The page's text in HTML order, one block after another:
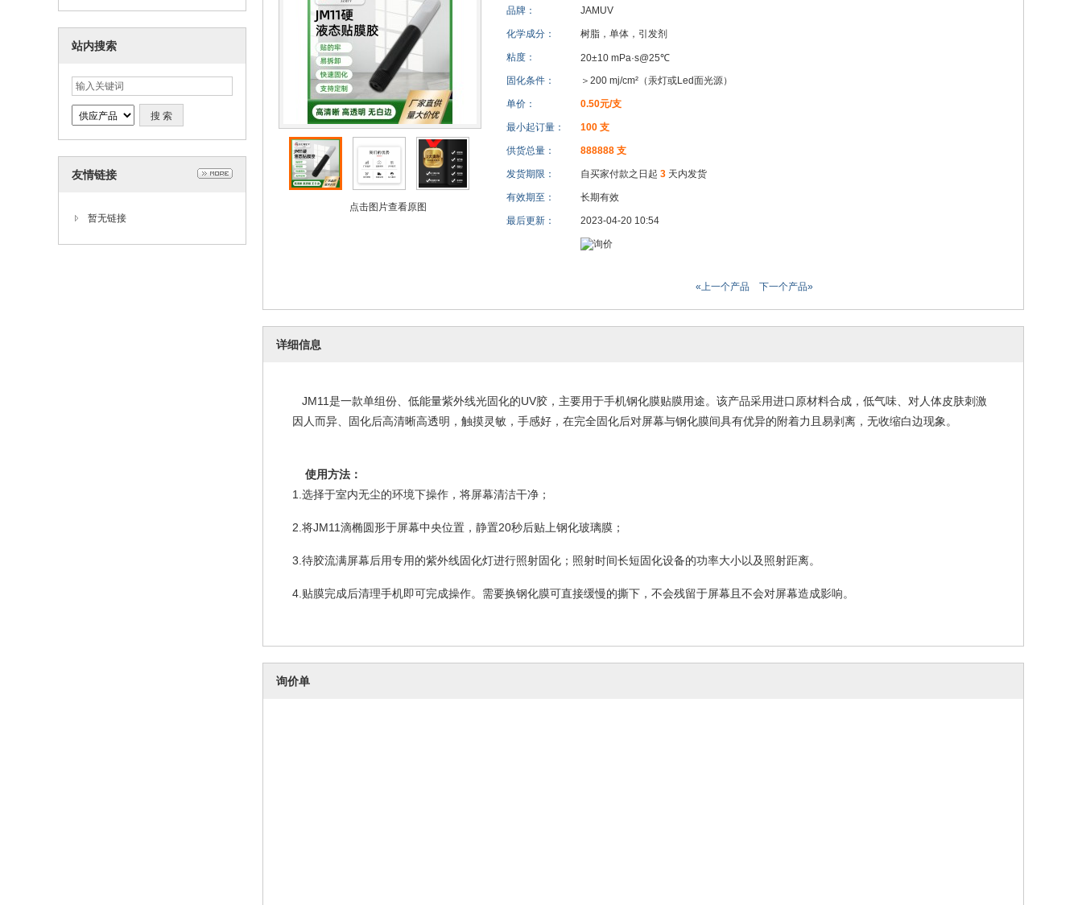
站内搜索
友情链接
暂无链接
点击图片查看原图
品牌： JAMUV
化学成分： 树脂，单体，引发剂
粘度：
20±10 mPa·s@25℃
固化条件：
＞200 mj/cm²（汞灯或Led面光源）
单价： 0.50元/支
最小起订量： 100 支
供货总量： 888888 支
发货期限： 自买家付款之日起 3 天内发货
有效期至： 长期有效
最后更新： 2023-04-20 10:54
«上一个产品 下一个产品»
详细信息
JM11是一款单组份、低能量紫外线光固化的UV胶，主要用于手机钢化膜贴膜用途。该产品采用进口原材料合成，低气味、对人体皮肤刺激
因人而异、固化后高清晰高透明，触摸灵敏，手感好，在完全固化后对屏幕与钢化膜间具有优异的附着力且易剥离，无收缩白边现象。
使用方法：
1.选择于室内无尘的环境下操作，将屏幕清洁干净；
2.将JM11滴椭圆形于屏幕中央位置，静置20秒后贴上钢化玻璃膜；
3.待胶流满屏幕后用专用的紫外线固化灯进行照射固化；照射时间长短固化设备的功率大小以及照射距离。
4.贴膜完成后清理手机即可完成操作。需要换钢化膜可直接缓慢的撕下，不会残留于屏幕且不会对屏幕造成影响。
询价单